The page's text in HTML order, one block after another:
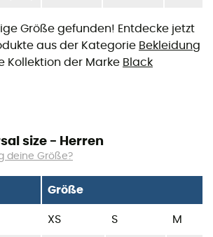
Größe gefunden! Entdecke jetzt
aus der Kategorie Bekleidung
Kollektion der Marke Black
size - Herren
deine Größe?
Größe
XS S M